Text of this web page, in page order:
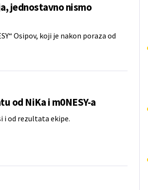
jednostavno nismo
Osipov, koji je nakon poraza od
od NiKa i m0NESY-a
i od rezultata ekipe.